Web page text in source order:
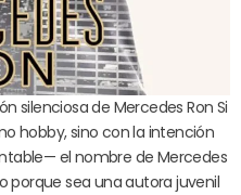
silenciosa de Mercedes Ron Si
hobby, sino con la intención
el nombre de Mercedes
porque sea una autora juvenil